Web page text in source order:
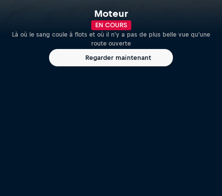
Moteur
EN COURS
Là où le sang coule à flots et où il n'y a pas de plus belle vue qu'une
route ouverte
Regarder maintenant